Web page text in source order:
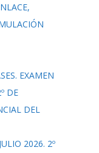
EXAMEN
DE
DEL
2026. 2º